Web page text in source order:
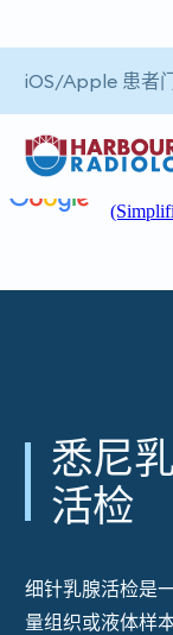
悉尼
活检
细针乳腺活检是
量组织或液体样
iOS/Apple 患者